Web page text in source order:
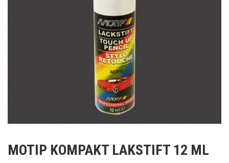
het
MOTIP KOMPAKT LAKSTIFT 12 ML